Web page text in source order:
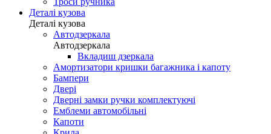
Деталі кузова
Деталі кузова
Автодзеркала
Автодзеркала
Вкладиш дзеркала
Амортизатори кришки багажника і капоту
Бампери
Двері
Дверні замки ручки комплектуючі
Емблеми автомобільні
Капоти